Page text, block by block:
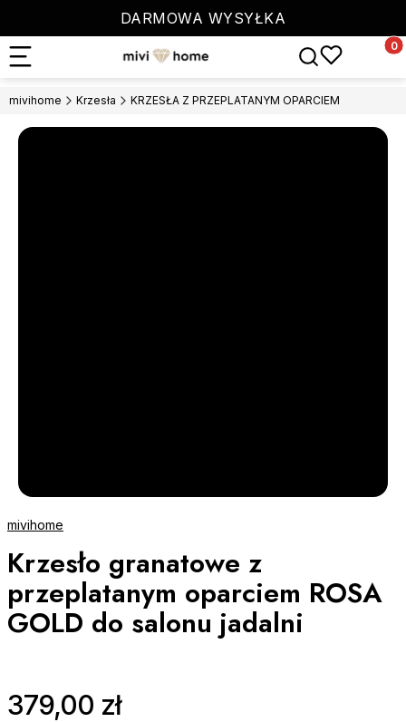
DARMOWA WYSYŁKA
Otwórz
mivihome Krzesła KRZESŁA Z PRZEPLATANYM OPARCIEM
mivihome
Krzesło granatowe z
przeplatanym oparciem ROSA
GOLD do salonu jadalni
379,00 zł